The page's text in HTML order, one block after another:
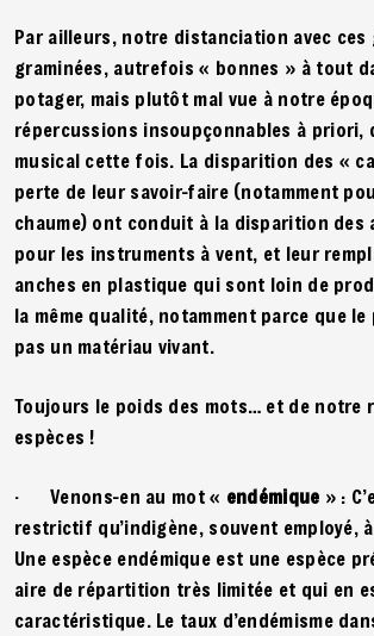
Par ailleurs, notre distanciation avec ces
graminées, autrefois « bonnes » à tout
potager, mais plutôt mal vue à notre
répercussions insoupçonnables à priori,
musical cette fois. La disparition des «
perte de leur savoir-faire (notamment
chaume) ont conduit à la disparition des
pour les instruments à vent, et leur
anches en plastique qui sont loin de
la même qualité, notamment parce que le
pas un matériau vivant.
Toujours le poids des mots… et de notre
espèces !
· Venons-en au mot « endémique » :
restrictif qu’indigène, souvent employé,
Une espèce endémique est une espèce
aire de répartition très limitée et qui en
caractéristique. Le taux d’endémisme